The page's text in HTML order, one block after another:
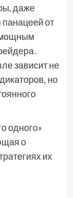
даже
от
мощным
зависит не
но
одного»
о
их